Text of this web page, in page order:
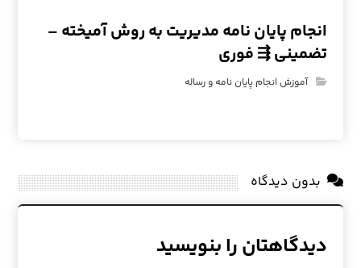
انجام پایان نامه مدیریت به روش آمیخته –
تضمینی ⇶ فوری
آموزش انجام پایان نامه و رساله
بدون دیدگاه
دیدگاهتان را بنویسید